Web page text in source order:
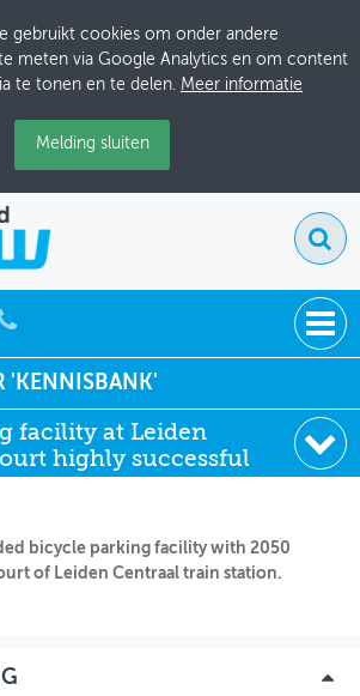
gebruikt cookies om onder andere
meten via Google Analytics en om content
te tonen en te delen. Meer informatie
Melding sluiten
'KENNISBANK'
facility at Leiden
highly successful
Fietsverkeer
06-2003
bicycle parking facility with 2050
of Leiden Centraal train station.